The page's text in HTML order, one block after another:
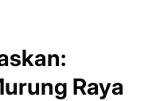
Raya